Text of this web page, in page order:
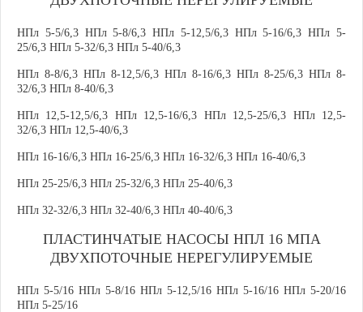
НПл 5-5/6,3 НПл 5-8/6,3 НПл 5-12,5/6,3 НПл 5-16/6,3 НПл 5-
25/6,3 НПл 5-32/6,3 НПл 5-40/6,3
НПл 8-8/6,3 НПл 8-12,5/6,3 НПл 8-16/6,3 НПл 8-25/6,3 НПл 8-
32/6,3 НПл 8-40/6,3
НПл 12,5-12,5/6,3 НПл 12,5-16/6,3 НПл 12,5-25/6,3 НПл 12,5-
32/6,3 НПл 12,5-40/6,3
НПл 16-16/6,3 НПл 16-25/6,3 НПл 16-32/6,3 НПл 16-40/6,3
НПл 25-25/6,3 НПл 25-32/6,3 НПл 25-40/6,3
НПл 32-32/6,3 НПл 32-40/6,3 НПл 40-40/6,3
ПЛАСТИНЧАТЫЕ НАСОСЫ НПЛ 16 МПА
ДВУХПОТОЧНЫЕ НЕРЕГУЛИРУЕМЫЕ
НПл 5-5/16 НПл 5-8/16 НПл 5-12,5/16 НПл 5-16/16 НПл 5-20/16
НПл 5-25/16